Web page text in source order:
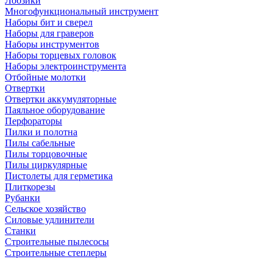
Многофункциональный инструмент
Наборы бит и сверел
Наборы для граверов
Наборы инструментов
Наборы торцевых головок
Наборы электроинструмента
Отбойные молотки
Отвертки
Отвертки аккумуляторные
Паяльное оборудование
Перфораторы
Пилки и полотна
Пилы сабельные
Пилы торцовочные
Пилы циркулярные
Пистолеты для герметика
Плиткорезы
Рубанки
Сельское хозяйство
Силовые удлинители
Станки
Строительные пылесосы
Строительные степлеры